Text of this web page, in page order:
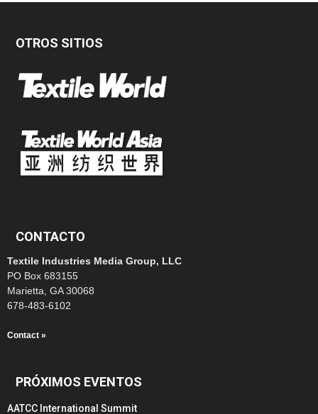
OTROS SITIOS
CONTACTO
Textile Industries Media Group, LLC
PO Box 683155
Marietta, GA 30068
678-483-6102
Contact »
PRÓXIMOS EVENTOS
AATCC International Summit